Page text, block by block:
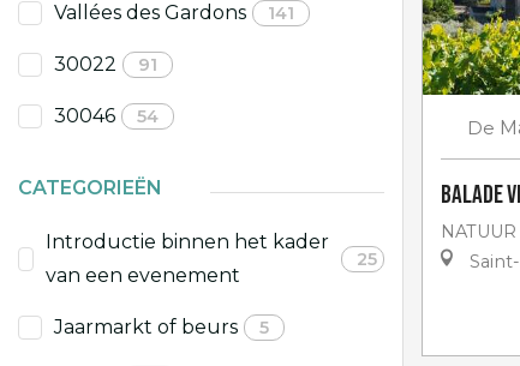
Vallées des Gardons 141
30022 91
30046 54
CATEGORIEËN
Introductie binnen het kader
van een evenement
25
Jaarmarkt of beurs 5
De
Balade